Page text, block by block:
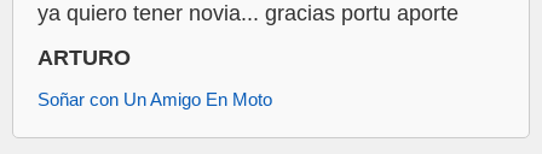
ya quiero tener novia... gracias portu aporte
ARTURO
Soñar con Un Amigo En Moto